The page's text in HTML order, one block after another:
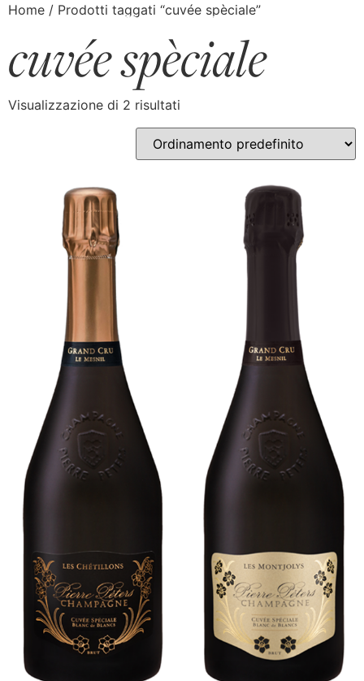
Home / Prodotti taggati “cuvée spèciale”
cuvée spèciale
Visualizzazione di 2 risultati